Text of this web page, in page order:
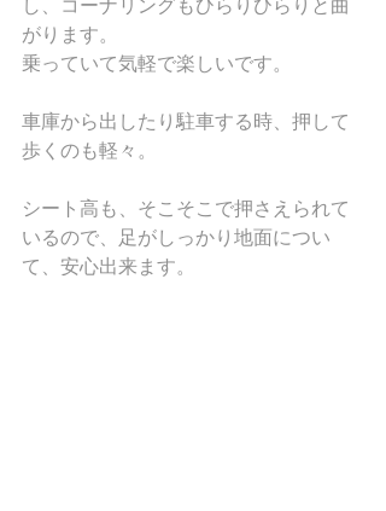
し、コーナリングもひらりひらりと曲
がります。
乗っていて気軽で楽しいです。
車庫から出したり駐車する時、押して
歩くのも軽々。
シート高も、そこそこで押さえられて
いるので、足がしっかり地面につい
て、安心出来ます。